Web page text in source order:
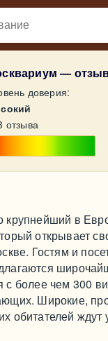
—
доверия:
отзыва
крупнейший в
открывает
Гостям и
с более чем 300
Широкие,
обитателей ждут